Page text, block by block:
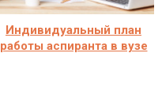
Индивидуальный план
работы аспиранта в вузе